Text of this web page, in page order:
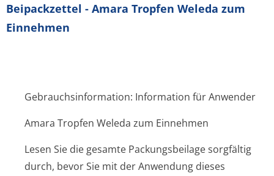
Beipackzettel - Amara Tropfen Weleda zum
Einnehmen
Gebrauchsinformation: Information für Anwender
Amara Tropfen Weleda zum Einnehmen
Lesen Sie die gesamte Packungsbeilage sorgfältig
durch, bevor Sie mit der Anwendung dieses